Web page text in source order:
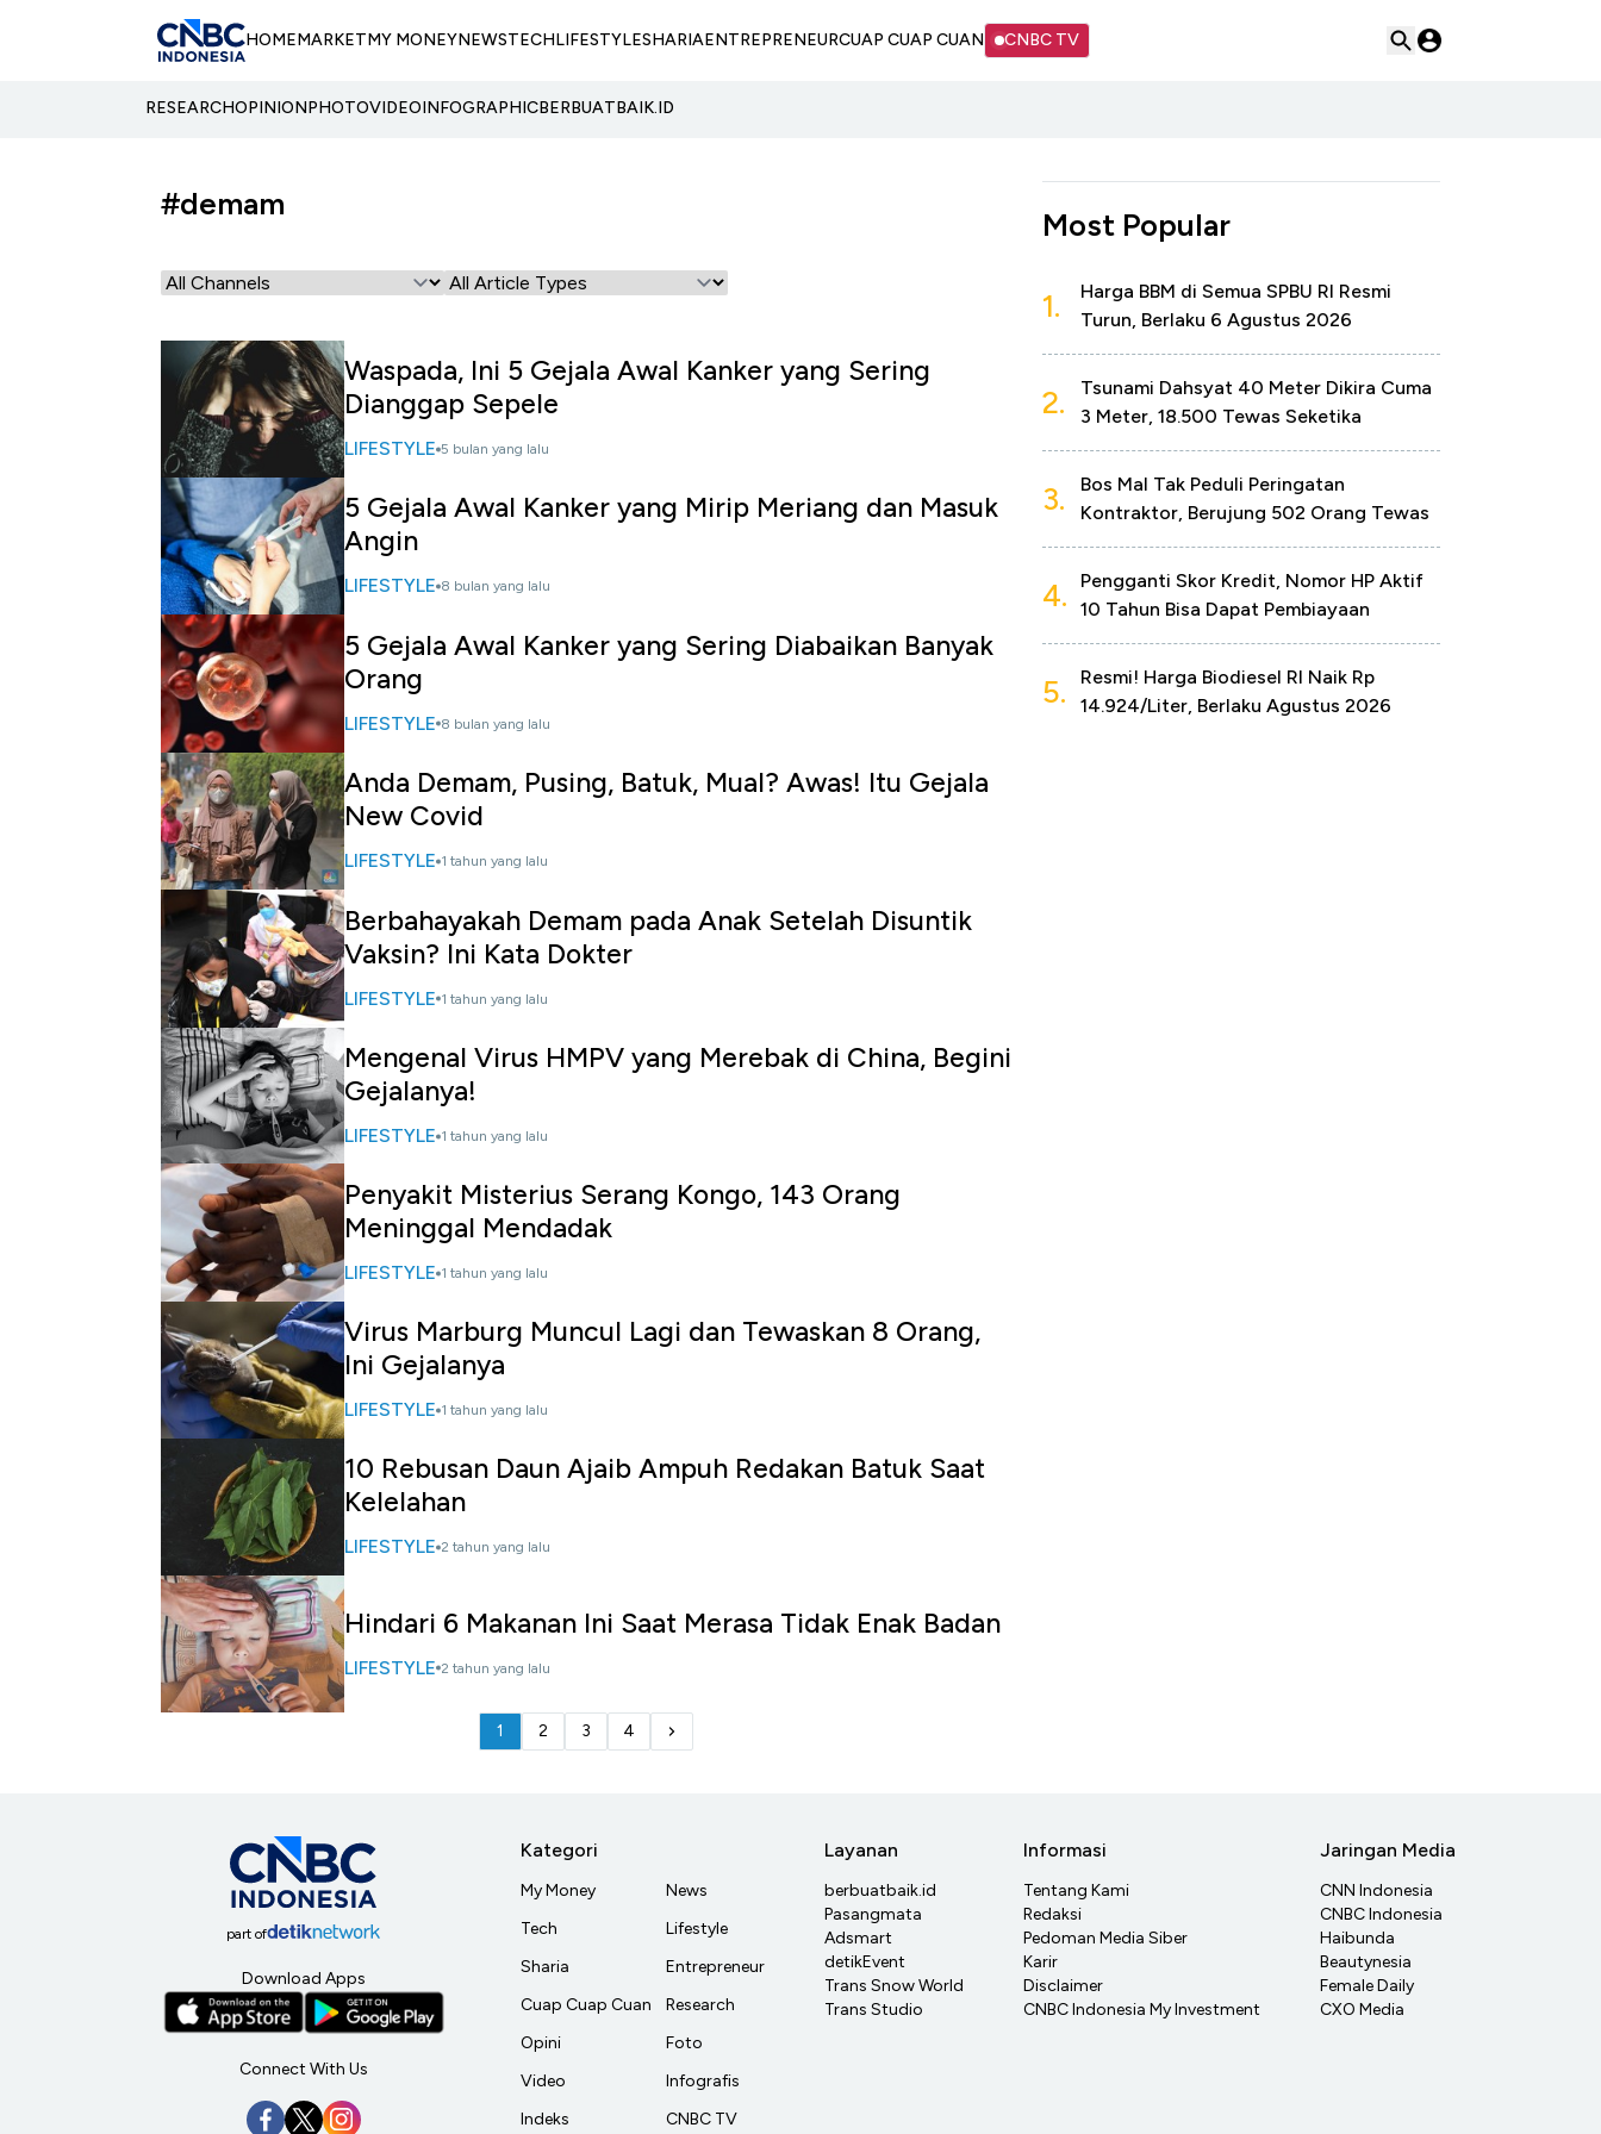
HOMEMARKETMY MONEYNEWSTECHLIFESTYLESHARIAENTREPRENEURCUAP CUAP CUAN CNBC TV
RESEARCHOPINIONPHOTOVIDEOINFOGRAPHICBERBUATBAIK.ID
#demam
Waspada, Ini 5 Gejala Awal Kanker yang Sering
Dianggap Sepele
LIFESTYLE 5 bulan yang lalu
5 Gejala Awal Kanker yang Mirip Meriang dan Masuk
Angin
LIFESTYLE 8 bulan yang lalu
5 Gejala Awal Kanker yang Sering Diabaikan Banyak
Orang
LIFESTYLE 8 bulan yang lalu
Anda Demam, Pusing, Batuk, Mual? Awas! Itu Gejala
New Covid
LIFESTYLE 1 tahun yang lalu
Berbahayakah Demam pada Anak Setelah Disuntik
Vaksin? Ini Kata Dokter
LIFESTYLE 1 tahun yang lalu
Mengenal Virus HMPV yang Merebak di China, Begini
Gejalanya!
LIFESTYLE 1 tahun yang lalu
Penyakit Misterius Serang Kongo, 143 Orang
Meninggal Mendadak
LIFESTYLE 1 tahun yang lalu
Virus Marburg Muncul Lagi dan Tewaskan 8 Orang,
Ini Gejalanya
LIFESTYLE 1 tahun yang lalu
10 Rebusan Daun Ajaib Ampuh Redakan Batuk Saat
Kelelahan
LIFESTYLE 2 tahun yang lalu
Hindari 6 Makanan Ini Saat Merasa Tidak Enak Badan
LIFESTYLE 2 tahun yang lalu
1 2 3 4
Most Popular
1.
Harga BBM di Semua SPBU RI Resmi
Turun, Berlaku 6 Agustus 2026
2.
Tsunami Dahsyat 40 Meter Dikira Cuma
3 Meter, 18.500 Tewas Seketika
3.
Bos Mal Tak Peduli Peringatan
Kontraktor, Berujung 502 Orang Tewas
4.
Pengganti Skor Kredit, Nomor HP Aktif
10 Tahun Bisa Dapat Pembiayaan
5.
Resmi! Harga Biodiesel RI Naik Rp
14.924/Liter, Berlaku Agustus 2026
part of
Download Apps
Connect With Us
Kategori
My Money
Tech
Sharia
Cuap Cuap Cuan
Opini
Video
Indeks
News
Lifestyle
Entrepreneur
Research
Foto
Infografis
CNBC TV
Layanan
berbuatbaik.id
Pasangmata
Adsmart
detikEvent
Trans Snow World
Trans Studio
Informasi
Tentang Kami
Redaksi
Pedoman Media Siber
Karir
Disclaimer
CNBC Indonesia My Investment
Jaringan Media
CNN Indonesia
CNBC Indonesia
Haibunda
Beautynesia
Female Daily
CXO Media